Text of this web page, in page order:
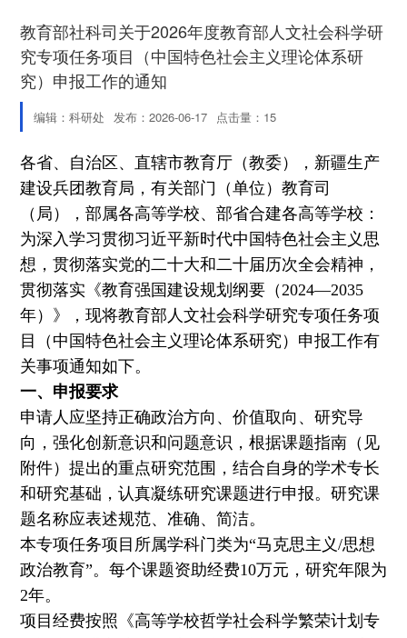
教育部社科司关于2026年度教育部人文社会科学研
究专项任务项目（中国特色社会主义理论体系研
究）申报工作的通知
编辑：科研处 发布：2026-06-17 点击量： 15
各省、自治区、直辖市教育厅（教委），新疆生产
建设兵团教育局，有关部门（单位）教育司
（局），部属各高等学校、部省合建各高等学校：
为深入学习贯彻习近平新时代中国特色社会主义思
想，贯彻落实党的二十大和二十届历次全会精神，
贯彻落实《教育强国建设规划纲要（2024—2035
年）》，现将教育部人文社会科学研究专项任务项
目（中国特色社会主义理论体系研究）申报工作有
关事项通知如下。
一、申报要求
申请人应坚持正确政治方向、价值取向、研究导
向，强化创新意识和问题意识，根据课题指南（见
附件）提出的重点研究范围，结合自身的学术专长
和研究基础，认真凝练研究课题进行申报。研究课
题名称应表述规范、准确、简洁。
本专项任务项目所属学科门类为“马克思主义/思想
政治教育”。每个课题资助经费10万元，研究年限为
2年。
项目经费按照《高等学校哲学社会科学繁荣计划专